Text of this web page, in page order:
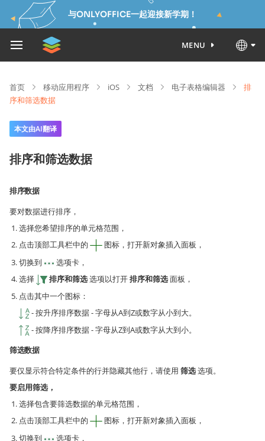
与ONLYOFFICE一起迎接新学期！
MENU
首页 移动应用程序 iOS 文档 电子表格编辑器
排
序和筛选数据
本文由AI翻译
排序和筛选数据
排序数据
要对数据进行排序，
选择您希望排序的单元格范围，
点击顶部工具栏中的
图标，打开新对象插入面板，
切换到
选项卡，
选择
排序和筛选选项以打开排序和筛选面板，
点击其中一个图标：
- 按升序排序数据 - 字母从A到Z或数字从小到大。
- 按降序排序数据 - 字母从Z到A或数字从大到小。
筛选数据
要仅显示符合特定条件的行并隐藏其他行，请使用 筛选选项。
要启用筛选，
选择包含要筛选数据的单元格范围，
点击顶部工具栏中的
图标，打开新对象插入面板，
切换到
选项卡，